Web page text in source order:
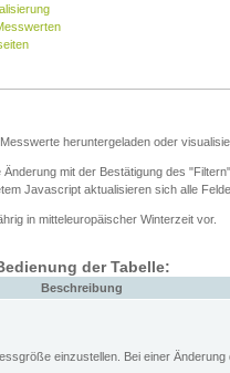
heruntergeladen oder
mit der Bestätigung des
Javascript aktualisieren sich alle
in mitteleuropäischer Winterzeit vor.
der Tabelle:
Beschreibung
einzustellen. Bei einer